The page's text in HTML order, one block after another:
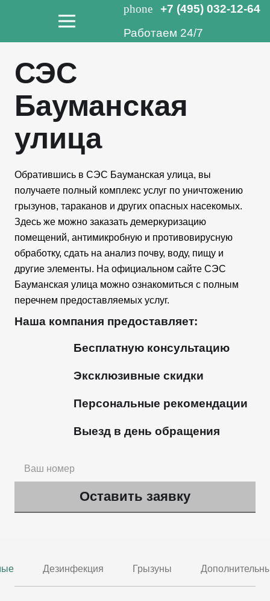
phone
+7 (495) 032-12-64
Работаем 24/7
СЭС
Бауманская
улица
Обратившись в СЭС Бауманская улица, вы
получаете полный комплекс услуг по уничтожению
грызунов, тараканов и других опасных насекомых.
Здесь же можно заказать демеркуризацию
помещений, антимикробную и противовирусную
обработку, сдать на анализ почву, воду, пищу и
другие элементы. На официальном сайте СЭС
Бауманская улица можно ознакомиться с полным
перечнем предоставляемых услуг.
Наша компания предоставляет:
Бесплатную консультацию
Эксклюзивные скидки
Персональные рекомендации
Выезд в день обращения
Дезинфекция Грызуны